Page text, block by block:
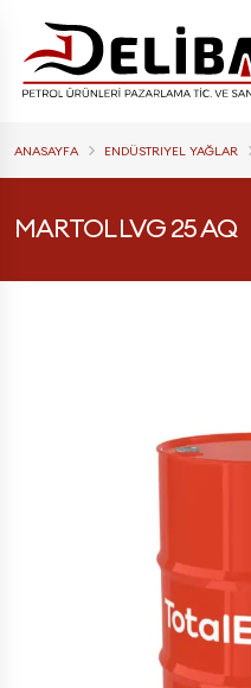
ANASAYFA ENDÜSTRIYEL YAĞLAR
MARTOL LVG 25 AQ